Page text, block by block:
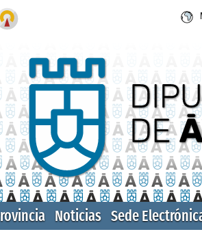
Noticias Sede